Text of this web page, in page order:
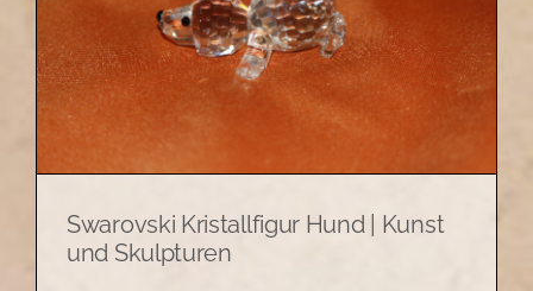
Swarovski Kristallfigur Hund | Kunst
und Skulpturen